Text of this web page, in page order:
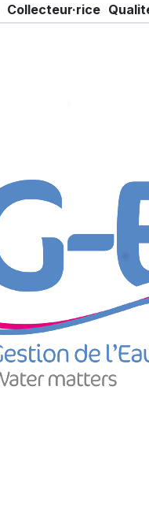
Collecteur·rice